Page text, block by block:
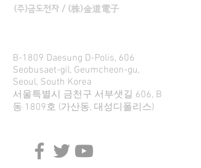
(주)금도전자 / (株)金道電子
B-1809 Daesung D-Polis, 606
Seobusaet-gil, Geumcheon-gu,
Seoul, South Korea
서울특별시 금천구 서부샛길 606, B
동 1809호 (가산동, 대성디폴리스)